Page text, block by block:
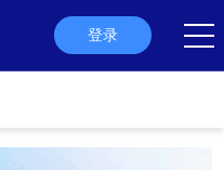
登录